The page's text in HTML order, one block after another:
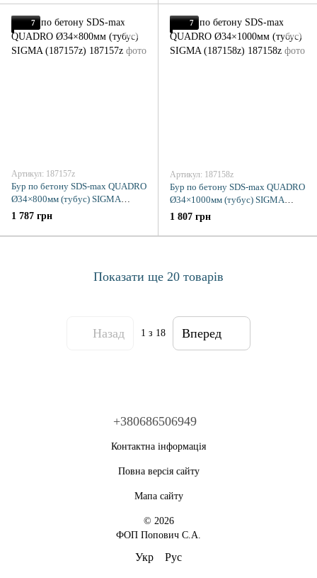
7
Артикул: 187157z
Бур по бетону SDS-max QUADRO
Ø34×800мм (тубус) SIGMA
(187157z)
1 787 грн
7
Артикул: 187158z
Бур по бетону SDS-max QUADRO
Ø34×1000мм (тубус) SIGMA
(187158z)
1 807 грн
Показати ще 20 товарів
Назад 1 з 18 Вперед
+380686506949
Контактна інформація
Повна версія сайту
Мапа сайту
© 2026
ФОП Попович С.А.
Укр Рус